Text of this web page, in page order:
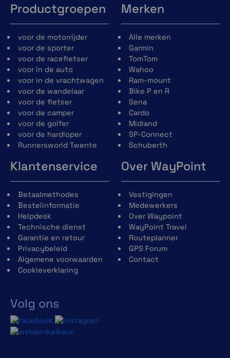
Productgroepen
voor de motorrijder
voor de sporter
voor de racefietser
voor in de auto
voor in de vrachtwagen
voor de wandelaar
voor de fietser
voor de camper
voor de golfer
voor de hardloper
Runnersworld Twente
Merken
Alle merken
Garmin
TomTom
Wahoo
Ram-mount
Bike P en R
Sena
Cardo
Midland
SP-Connect
Schuberth
Klantenservice
Betaalmethodes
Bestelinformatie
Helpdesk
Technische dienst
Garantie en retour
Privacybeleid
Algemene voorwaarden
Cookieverklaring
Volg ons
Over WayPoint
Vestigingen
Medewerkers
Over Waypoint
WayPoint Travel
Routeplanner
GPS Forum
Contact